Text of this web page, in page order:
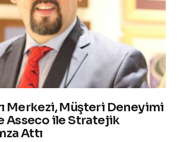
Merkezi, Müşteri Deneyimi
Asseco ile Stratejik
Attı